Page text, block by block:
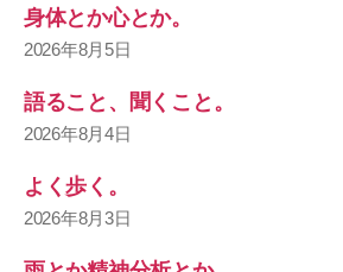
身体とか心とか。
2026年8月5日
語ること、聞くこと。
2026年8月4日
よく歩く。
2026年8月3日